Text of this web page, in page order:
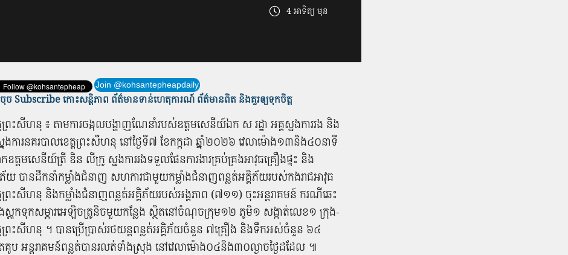
4 អាទិត្យ មុន
Join @kohsantepheapdaily
ច Subscribe កោះសន្តិភាព ព័ត៌មាន​ទាន់​ហេតុការណ៍ ព័ត៌មានពិត និង​គួរឲ្យទុកចិត្ត
ព្រះ​សីហ​នុ ៖ តាម​ការ​ចង្អុលបង្ហាញ​ណែនាំ​របស់​ឧត្តមសេនីយ៍ឯក ស រ​ដ្ឋា អគ្គស្នងការ​រង និង​
នងការ​នគរបាល​ខេត្ត​ព្រះ​សីហ​នុ នៅ​ថ្ងៃ​ទី​៧ ខែកក្កដា ឆ្នាំ​២០២៦ វេលា​ម៉ោង​១៣​និង​៤០​នាទី
ត្តមសេនីយ៍ត្រី ឌិន លី​ក្រូ ស្នងការ​រង​ទទួល​ផែនការ​ងារ​គ្រប់គ្រង​អាវុធ​គ្រឿងផ្ទុះ និង​
យ បាន​ដឹកនាំ​កម្លាំង​ជំនាញ សហការ​ជាមួយ​កម្លាំង​ជំនាញ​ពន្លត់​អគ្គិភ័យ​របស់​កង​រាជ​អាវុធ​
ត​ព្រះ​សីហ​នុ និង​កម្លាំង​ជំនាញ​ពន្លត់​អគ្គិភ័យ​របស់​អង្គភាព (៧១១) ចុះ​អន្តរាគមន៍ ករណី​ឆេះ​
ង​ស្តុក​ទុក​សម្ភារ​អេ​ឡិច​ត្រូ​និ​ច​មួយ​កន្លែង ស្ថិត​នៅ​ចំណុច​ក្រុម​១២ ភូមិ​១ សង្កាត់​លេខ​១ ក្រុង​-​
ត​ព្រះ​សីហ​នុ ។ បាន​ប្រើប្រាស់​រថយន្ត​ពន្លត់​អគ្គិភ័យ​ចំនួន ៧​គ្រឿង និង​ទឹក​អស់​ចំនួន ៦៤​
គូប អន្តរាគមន៍​ពន្លត់​បាន​រលត់​ទាំងស្រុង នៅ​វេលា​ម៉ោង​០៤​និង​៣០​ល្ងាច​ថ្ងៃ​ដដែល ៕